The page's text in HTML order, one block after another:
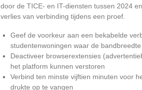
door de TICE- en IT-diensten tussen 2024
verlies van verbinding tijdens een proef.
Geef de voorkeur aan een bekabelde
studentenwoningen waar de
Deactiveer browserextensies
het platform kunnen verstoren
Verbind ten minste vijftien minuten voor
drukte op te vangen